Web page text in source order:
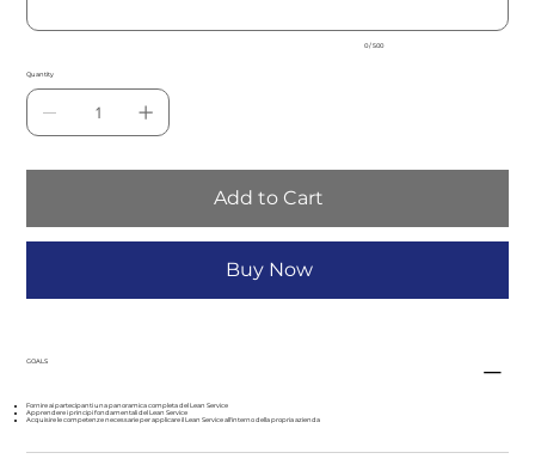
0 / 500
Quantity
Add to Cart
Buy Now
GOALS
Fornire ai partecipanti una panoramica completa del Lean Service
Apprendere i principi fondamentali del Lean Service
Acquisire le competenze necessarie per applicare il Lean Service all'interno della propria azienda